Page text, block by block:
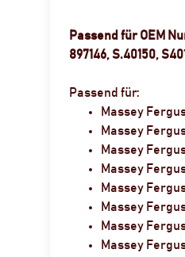
Passend für OEM
897146, S.40150,
Passend für:
Massey
Massey
Massey
Massey
Massey
Massey
Massey
Massey